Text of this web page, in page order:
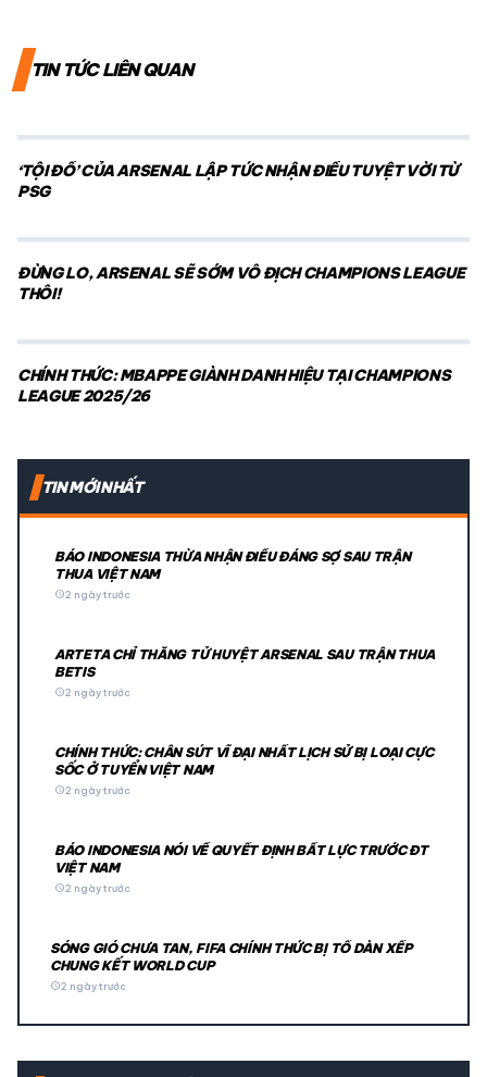
TIN TỨC LIÊN QUAN
‘TỘI ĐỒ’ CỦA ARSENAL LẬP TỨC NHẬN ĐIỀU TUYỆT VỜI TỪ
PSG
ĐỪNG LO, ARSENAL SẼ SỚM VÔ ĐỊCH CHAMPIONS LEAGUE
THÔI!
CHÍNH THỨC: MBAPPE GIÀNH DANH HIỆU TẠI CHAMPIONS
LEAGUE 2025/26
TIN MỚI NHẤT
BÁO INDONESIA THỪA NHẬN ĐIỀU ĐÁNG SỢ SAU TRẬN
THUA VIỆT NAM
schedule2 ngày trước
ARTETA CHỈ THẲNG TỬ HUYỆT ARSENAL SAU TRẬN THUA
BETIS
schedule2 ngày trước
CHÍNH THỨC: CHÂN SÚT VĨ ĐẠI NHẤT LỊCH SỬ BỊ LOẠI CỰC
SỐC Ở TUYỂN VIỆT NAM
schedule2 ngày trước
BÁO INDONESIA NÓI VỀ QUYẾT ĐỊNH BẤT LỰC TRƯỚC ĐT
VIỆT NAM
schedule2 ngày trước
SÓNG GIÓ CHƯA TAN, FIFA CHÍNH THỨC BỊ TỐ DÀN XẾP
CHUNG KẾT WORLD CUP
schedule2 ngày trước